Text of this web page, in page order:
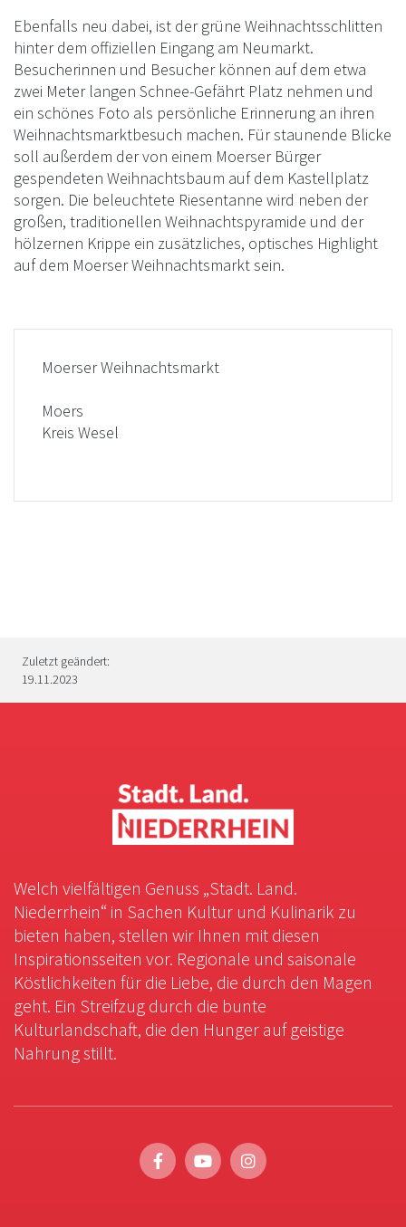
Ebenfalls neu dabei, ist der grüne Weihnachtsschlitten
hinter dem offiziellen Eingang am Neumarkt.
Besucherinnen und Besucher können auf dem etwa
zwei Meter langen Schnee-Gefährt Platz nehmen und
ein schönes Foto als persönliche Erinnerung an ihren
Weihnachtsmarktbesuch machen. Für staunende Blicke
soll außerdem der von einem Moerser Bürger
gespendeten Weihnachtsbaum auf dem Kastellplatz
sorgen. Die beleuchtete Riesentanne wird neben der
großen, traditionellen Weihnachtspyramide und der
hölzernen Krippe ein zusätzliches, optisches Highlight
auf dem Moerser Weihnachtsmarkt sein.
Moerser Weihnachtsmarkt
Moers
Kreis Wesel
Zuletzt geändert:
19.11.2023
Welch vielfältigen Genuss „Stadt. Land.
Niederrhein“ in Sachen Kultur und Kulinarik zu
bieten haben, stellen wir Ihnen mit diesen
Inspirationsseiten vor. Regionale und saisonale
Köstlichkeiten für die Liebe, die durch den Magen
geht. Ein Streifzug durch die bunte
Kulturlandschaft, die den Hunger auf geistige
Nahrung stillt.